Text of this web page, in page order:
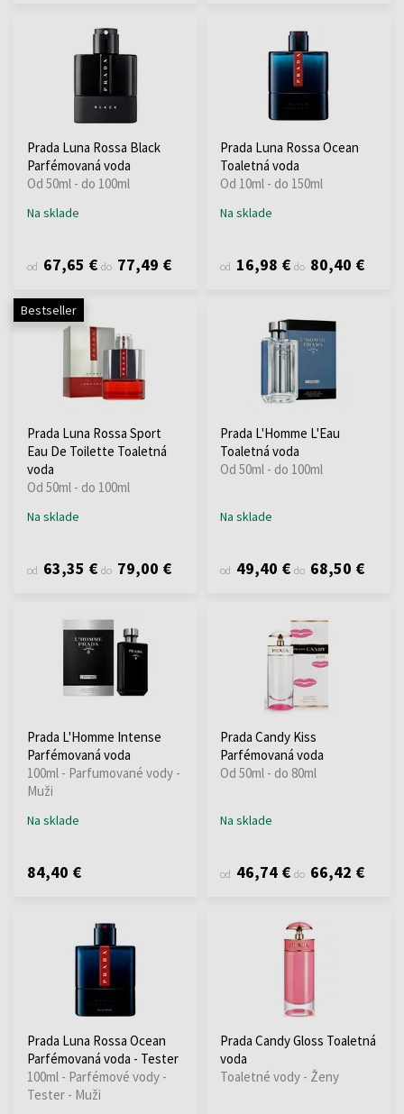
Prada Luna Rossa Black
Parfémovaná voda
Od 50ml - do 100ml
Na sklade
od 67,65 € do 77,49 €
Prada Luna Rossa Ocean
Toaletná voda
Od 10ml - do 150ml
Na sklade
od 16,98 € do 80,40 €
Bestseller
Prada Luna Rossa Sport
Eau De Toilette Toaletná
voda
Od 50ml - do 100ml
Na sklade
od 63,35 € do 79,00 €
Prada L'Homme L'Eau
Toaletná voda
Od 50ml - do 100ml
Na sklade
od 49,40 € do 68,50 €
Prada L'Homme Intense
Parfémovaná voda
100ml - Parfumované vody -
Muži
Na sklade
84,40 €
Prada Candy Kiss
Parfémovaná voda
Od 50ml - do 80ml
Na sklade
od 46,74 € do 66,42 €
Prada Luna Rossa Ocean
Parfémovaná voda - Tester
100ml - Parfémové vody -
Tester - Muži
Prada Candy Gloss Toaletná
voda
Toaletné vody - Ženy